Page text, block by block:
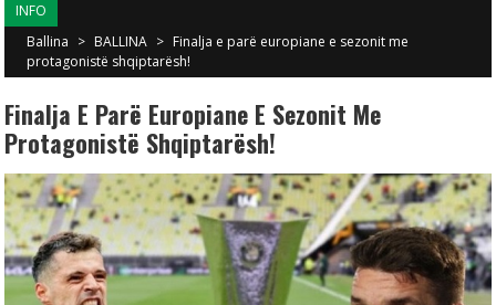
INFO
Ballina > BALLINA > Finalja e parë europiane e sezonit me
protagonistë shqiptarësh!
Finalja E Parë Europiane E Sezonit Me
Protagonistë Shqiptarësh!